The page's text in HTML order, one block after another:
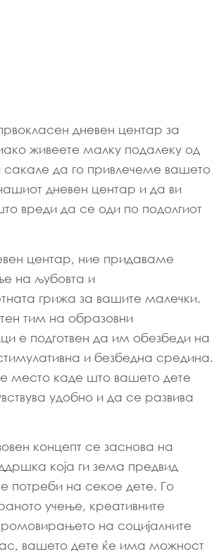
дневен центар за
живеете малку подалеку од
сакале да го привлечеме вашето
дневен центар и да ви
вреди да се оди по подолгиот
центар, ние придаваме
на љубовта и
грижа за вашите малечки.
тим на образовни
е подготвен да им обезбеди на
и безбедна средина.
место каде што вашето дете
удобно и да се развива
концепт се заснова на
која ги зема предвид
потреби на секое дете. Го
учење, креативните
на социјалните
вашето дете ќе има можност